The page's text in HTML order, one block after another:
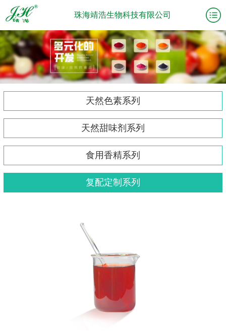
珠海靖浩生物科技有限公司
天然色素系列
天然甜味剂系列
食用香精系列
复配定制系列